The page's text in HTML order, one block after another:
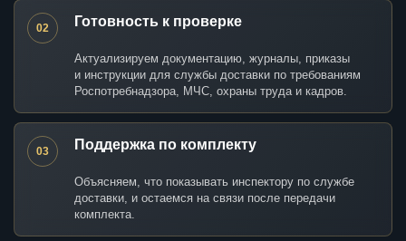
02 Готовность к проверке
Актуализируем документацию, журналы, приказы
и инструкции для службы доставки по требованиям
Роспотребнадзора, МЧС, охраны труда и кадров.
03 Поддержка по комплекту
Объясняем, что показывать инспектору по службе
доставки, и остаемся на связи после передачи
комплекта.